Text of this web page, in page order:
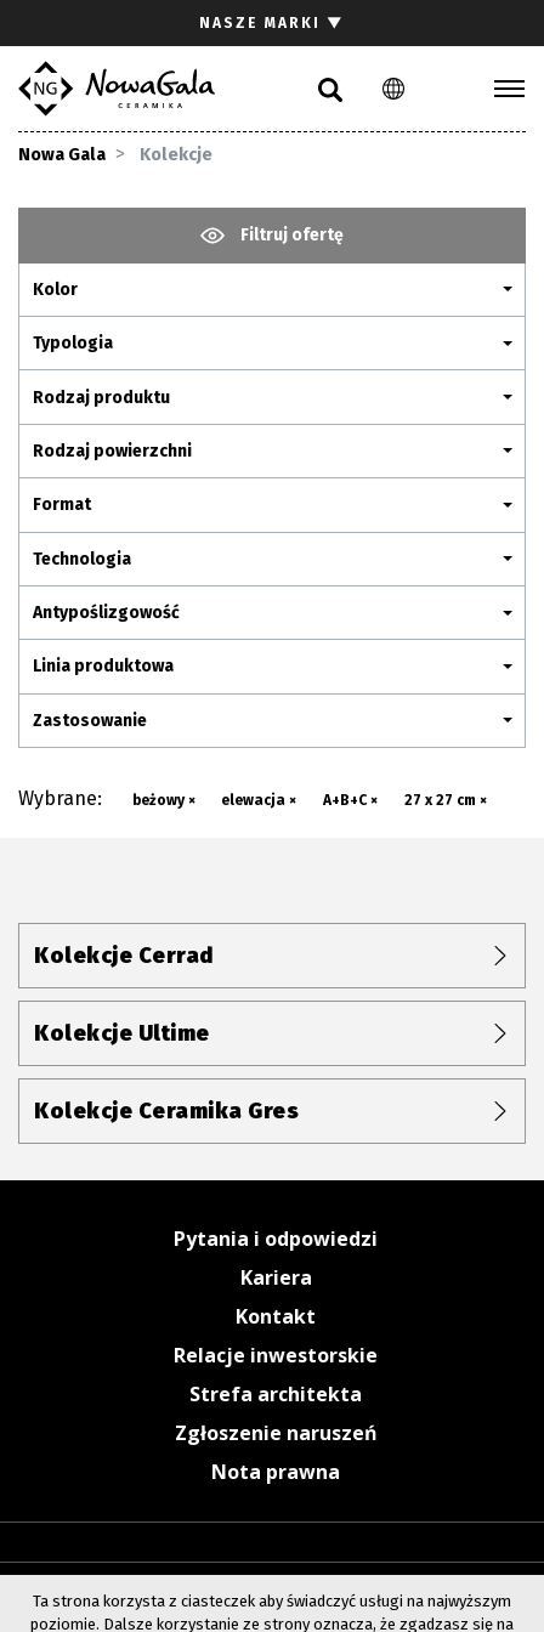
PL EN
NASZE MARKI ▼
Nowa Gala Kolekcje
Filtruj ofertę
Kolor
Typologia
Rodzaj produktu
Rodzaj powierzchni
Format
Technologia
Antypoślizgowość
Linia produktowa
Zastosowanie
Wybrane: beżowy × elewacja × A+B+C × 27 x 27 cm ×
Kolekcje Cerrad
Kolekcje Ultime
Kolekcje Ceramika Gres
Pytania i odpowiedzi
Kariera
Kontakt
Relacje inwestorskie
Strefa architekta
Zgłoszenie naruszeń
Nota prawna
Gdzie kupić
Pliki do pobrania
Pytania i odpowiedzi
Kariera
Kontakt
Komunikacja z akcjonariuszami
Ta strona korzysta z ciasteczek aby świadczyć usługi na najwyższym
poziomie. Dalsze korzystanie ze strony oznacza, że zgadzasz się na